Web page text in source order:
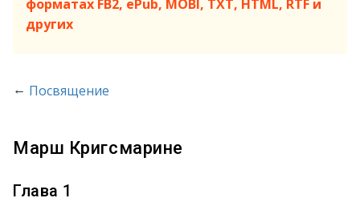
форматах FB2, ePub, MOBI, TXT, HTML, RTF и
других
← Посвящение
Марш Кригсмарине
Глава 1